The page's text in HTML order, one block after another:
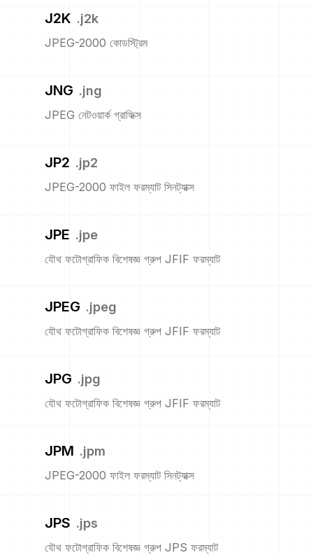
J2K .j2k
JPEG-2000 কোডস্ট্রিম
JNG .jng
JPEG নেটওয়ার্ক গ্রাফিক্স
JP2 .jp2
JPEG-2000 ফাইল ফরম্যাট সিনট্যাক্স
JPE .jpe
যৌথ ফটোগ্রাফিক বিশেষজ্ঞ গ্রুপ JFIF ফরম্যাট
JPEG .jpeg
যৌথ ফটোগ্রাফিক বিশেষজ্ঞ গ্রুপ JFIF ফরম্যাট
JPG .jpg
যৌথ ফটোগ্রাফিক বিশেষজ্ঞ গ্রুপ JFIF ফরম্যাট
JPM .jpm
JPEG-2000 ফাইল ফরম্যাট সিনট্যাক্স
JPS .jps
যৌথ ফটোগ্রাফিক বিশেষজ্ঞ গ্রুপ JPS ফরম্যাট